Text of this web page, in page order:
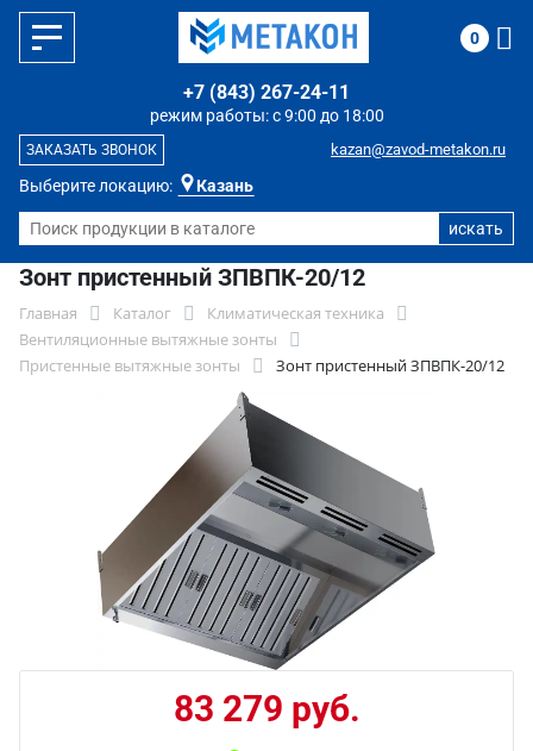
Выберите локацию: Казань
режим работы: с 9:00 до 18:00
+7 (843) 267-24-11
kazan@zavod-metakon.ru
ЗАКАЗАТЬ ЗВОНОК
0
Зонт пристенный ЗПВПК-20/12
Главная Каталог
Климатическая техника
Вентиляционные вытяжные зонты
Пристенные вытяжные зонты
Зонт пристенный ЗПВПК-20/12
83 279 руб.